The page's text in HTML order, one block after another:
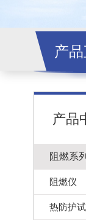
产
产品
阻燃系
阻燃仪
热防护